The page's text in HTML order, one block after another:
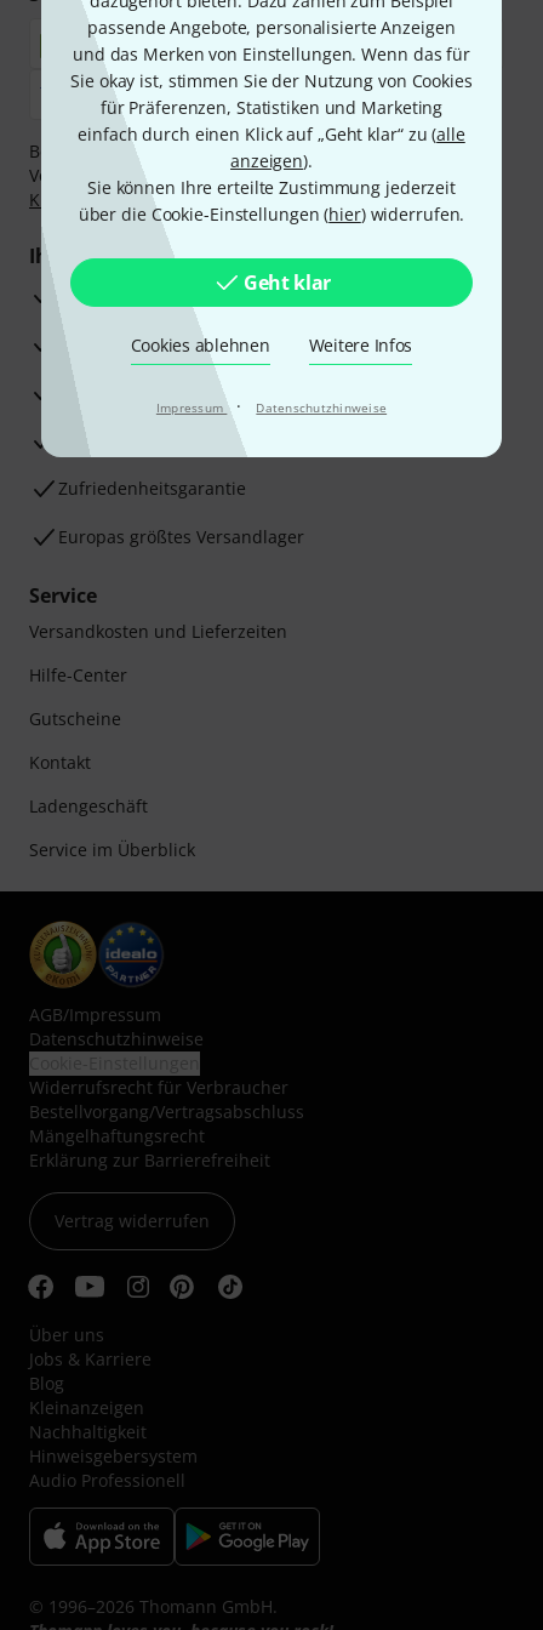
passende Angebote, personalisierte Anzeigen
und das Merken von Einstellungen. Wenn das für
Sie okay ist, stimmen Sie der Nutzung von Cookies
für Präferenzen, Statistiken und Marketing
einfach durch einen Klick auf „Geht klar“ zu (alle
anzeigen).
Sie können Ihre erteilte Zustimmung jederzeit
über die Cookie-Einstellungen (hier) widerrufen.
Geht klar
Cookies ablehnen Weitere Infos
Impressum · Datenschutzhinweise
Bezahlen Sie vertraulich und sicher per Nachnahme,
Vorkasse, PayPal, Amazon Pay,Klarna Sofort bezahlen
Klarna Ratenzahlungoder Kreditkarte.
Ihre Vorteile
3 Jahre Thomann Garantie
30 Tage Money-Back-Garantie
Beratung durch Fachexperten
Zufriedenheitsgarantie
Europas größtes Versandlager
Service
Versandkosten und Lieferzeiten
Hilfe-Center
Gutscheine
Kontakt
Ladengeschäft
Service im Überblick
AGB/Impressum
Datenschutzhinweise
Widerrufsrecht für Verbraucher
Bestellvorgang/Vertragsabschluss
Mängelhaftungsrecht
Erklärung zur Barrierefreiheit
Vertrag widerrufen
Über uns
Jobs & Karriere
Blog
Kleinanzeigen
Nachhaltigkeit
Hinweisgebersystem
Audio Professionell
© 1996–2026 Thomann GmbH.